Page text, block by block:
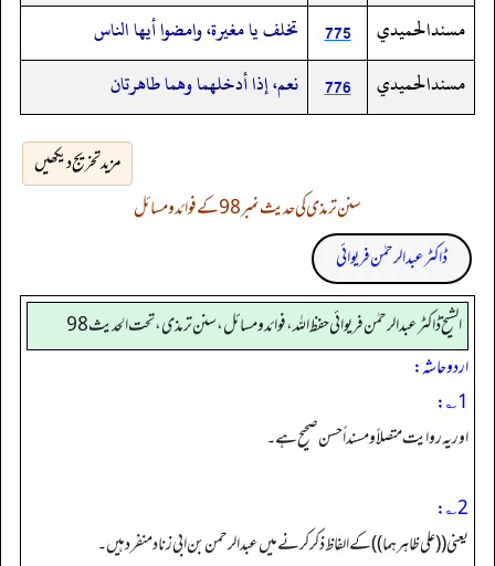
مسندالحميدي 775
تخلف يا مغيرة، وامضوا أيها الناس
مسندالحميدي
776 نعم، إذا أدخلهما وهما طاهرتان
مزید تخریج دیکھیں
سنن ترمذی کی حدیث نمبر 98 کے فوائد و مسائل
ڈاکٹر عبدالرحمٰن فریوائی
الشیخ ڈاکٹر عبد الرحمٰن فریوائی حفظ اللہ، فوائد و مسائل، سنن ترمذی، تحت الحديث 98
اردو حاشہ:
1؎:
اور یہ روایت متصلاً و مسنداً حسن صحیح ہے۔
2؎:
یعنی ((على ظاهرهما)) کے الفاظ ذکر کرنے میں عبدالرحمن بن ابی زناد منفرد ہیں۔